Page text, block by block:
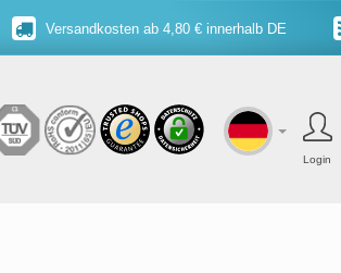
Versandkosten ab 4,80 € innerhalb DE
Login